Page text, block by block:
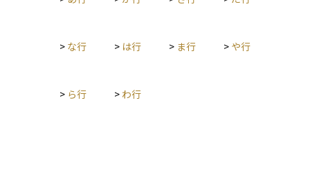
ーンを圧迫し、現物保有では保管・保険料、税制（例：金地金
く、インフレ率と連動しやすいことから、分散投資とインフレ
ヘッジに有効とされる。一方で短期的な価格変動が大きく、資
> な行 > は行 > ま行 > や行
> ら行 > わ行